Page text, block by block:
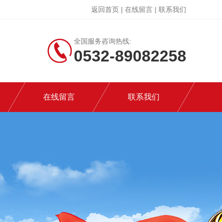
返回首页 | 在线留言 | 联系我们
全国服务咨询热线:
0532-89082258
在线留言 联系我们